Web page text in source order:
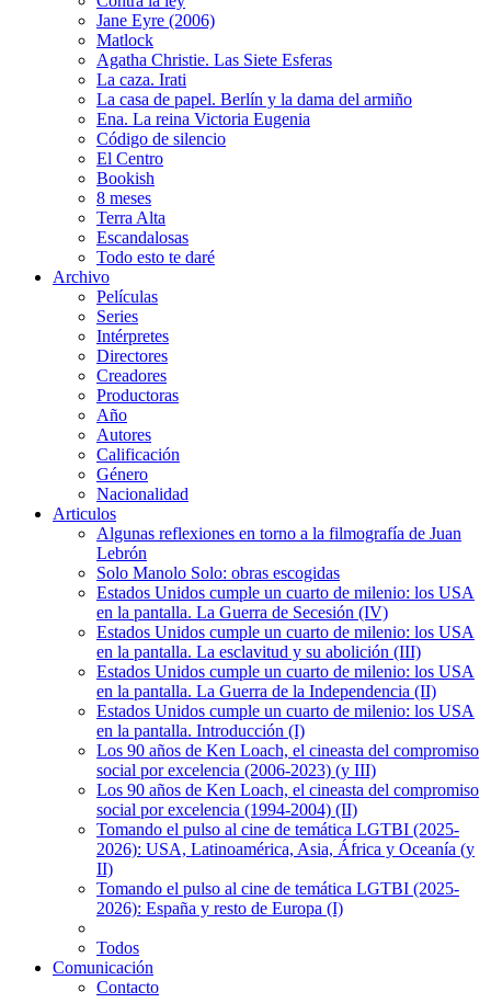
Jane Eyre (2006)
Matlock
Agatha Christie. Las Siete Esferas
La caza. Irati
La casa de papel. Berlín y la dama del armiño
Ena. La reina Victoria Eugenia
Código de silencio
El Centro
Bookish
8 meses
Terra Alta
Escandalosas
Todo esto te daré
Archivo
Películas
Series
Intérpretes
Directores
Creadores
Productoras
Año
Autores
Calificación
Género
Nacionalidad
Articulos
Algunas reflexiones en torno a la filmografía de Juan
Lebrón
Solo Manolo Solo: obras escogidas
Estados Unidos cumple un cuarto de milenio: los USA
en la pantalla. La Guerra de Secesión (IV)
Estados Unidos cumple un cuarto de milenio: los USA
en la pantalla. La esclavitud y su abolición (III)
Estados Unidos cumple un cuarto de milenio: los USA
en la pantalla. La Guerra de la Independencia (II)
Estados Unidos cumple un cuarto de milenio: los USA
en la pantalla. Introducción (I)
Los 90 años de Ken Loach, el cineasta del compromiso
social por excelencia (2006-2023) (y III)
Los 90 años de Ken Loach, el cineasta del compromiso
social por excelencia (1994-2004) (II)
Tomando el pulso al cine de temática LGTBI (2025-
2026): USA, Latinoamérica, Asia, África y Oceanía (y
II)
Tomando el pulso al cine de temática LGTBI (2025-
2026): España y resto de Europa (I)
Todos
Comunicación
Contacto